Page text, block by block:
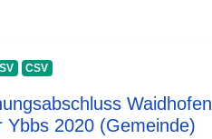
CSV
Waidhofen
Ybbs 2020 (Gemeinde)